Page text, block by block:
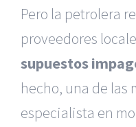
Pero la petrolera
proveedores
supuestos
hecho, una de las
especialista en